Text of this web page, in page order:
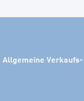
Allgemeine